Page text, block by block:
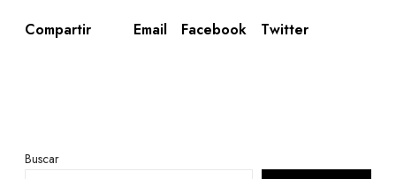
Compartir Email Facebook Twitter
Buscar